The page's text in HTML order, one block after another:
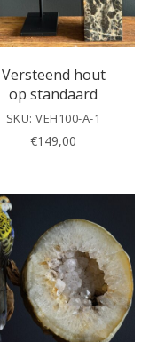
Versteend hout
op standaard
SKU: VEH100-A-1
€149,00